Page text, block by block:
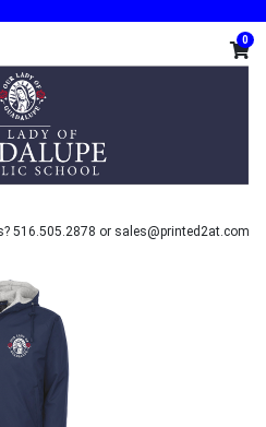
0
516.505.2878 or sales@printed2at.com